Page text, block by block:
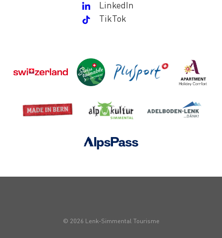
LinkedIn
TikTok
© 2026 Lenk-Simmental Tourisme